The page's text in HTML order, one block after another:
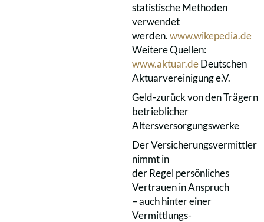
statistische Methoden
verwendet
werden.www.wikepedia.de
Weitere Quellen:
www.aktuar.deDeutschen
Aktuarvereinigung e.V.
Geld-zurück von den Trägern
betrieblicher
Altersversorgungswerke
Der Versicherungsvermittler
nimmt in
der Regel persönliches
Vertrauen in Anspruch
– auch hinter einer
Vermittlungs-